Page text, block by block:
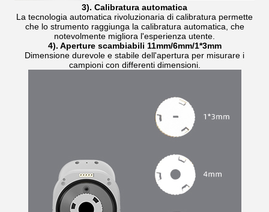
3). Calibratura automatica
La tecnologia automatica rivoluzionaria di calibratura permette
che lo strumento raggiunga la calibratura automatica, che
notevolmente migliora l'esperienza utente.
4). Aperture scambiabili 11mm/6mm/1*3mm
Dimensione durevole e stabile dell'apertura per misurare i
campioni con differenti dimensioni.